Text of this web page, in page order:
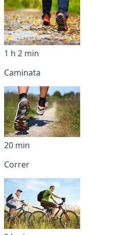
1 h 2 min
Caminata
20 min
Correr